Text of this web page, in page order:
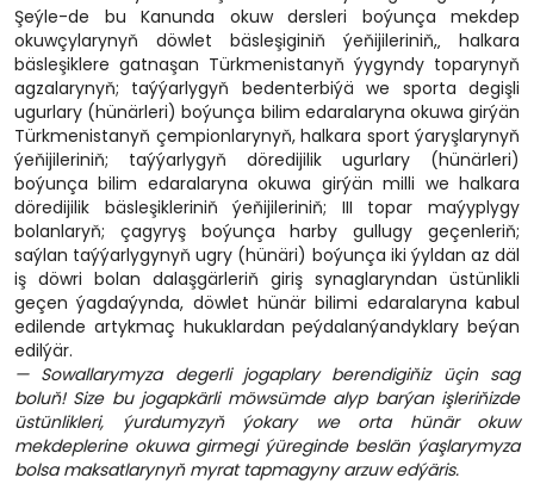
Şeýle-de bu Kanunda okuw dersleri boýunça mekdep
okuwçylarynyň döwlet bäsleşiginiň ýeňijileriniň,‚ halkara
bäsleşiklere gatnaşan Türkmenistanyň ýygyndy toparynyň
agzalarynyň; taýýarlygyň bedenterbiýä we sporta degişli
ugurlary (hünärleri) boýunça bilim edaralaryna okuwa girýän
Türkmenistanyň çempionlarynyň, halkara sport ýaryşlarynyň
ýeňijileriniň; taýýarlygyň döredijilik ugurlary (hünärleri)
boýunça bilim edaralaryna okuwa girýän milli we halkara
döredijilik bäsleşikleriniň ýeňijileriniň; III topar maýyplygy
bolanlaryň; çagyryş boýunça harby gullugy geçenleriň;
saýlan taýýarlygynyň ugry (hünäri) boýunça iki ýyldan az däl
iş döwri bolan dalaşgärleriň giriş synaglaryndan üstünlikli
geçen ýagdaýynda, döwlet hünär bilimi edaralaryna kabul
edilende artykmaç hukuklardan peýdalanýandyklary beýan
edilýär.
— Sowallarymyza degerli jogaplary berendigiňiz üçin sag
boluň! Size bu jogapkärli möwsümde alyp barýan işleriňizde
üstünlikleri, ýurdumyzyň ýokary we orta hünär okuw
mekdeplerine okuwa girmegi ýüreginde beslän ýaşlarymyza
bolsa maksatlarynyň myrat tapmagyny arzuw edýäris.